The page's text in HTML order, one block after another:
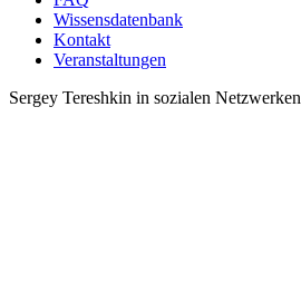
Wissensdatenbank
Kontakt
Veranstaltungen
Sergey Tereshkin in sozialen Netzwerken